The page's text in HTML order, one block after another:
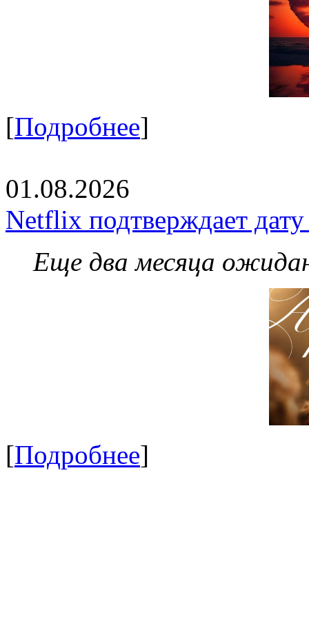
[Подробнее]
01.08.2026
Netflix подтверждает
Еще два месяца
[Подробнее]